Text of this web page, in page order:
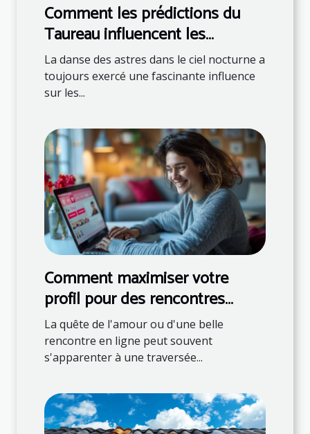
Comment les prédictions du
Taureau influencent les
décisions quotidiennes
La danse des astres dans le ciel nocturne a
toujours exercé une fascinante influence
sur les...
Comment maximiser votre
profil pour des rencontres
réussies en ligne
La quête de l'amour ou d'une belle
rencontre en ligne peut souvent
s'apparenter à une traversée...